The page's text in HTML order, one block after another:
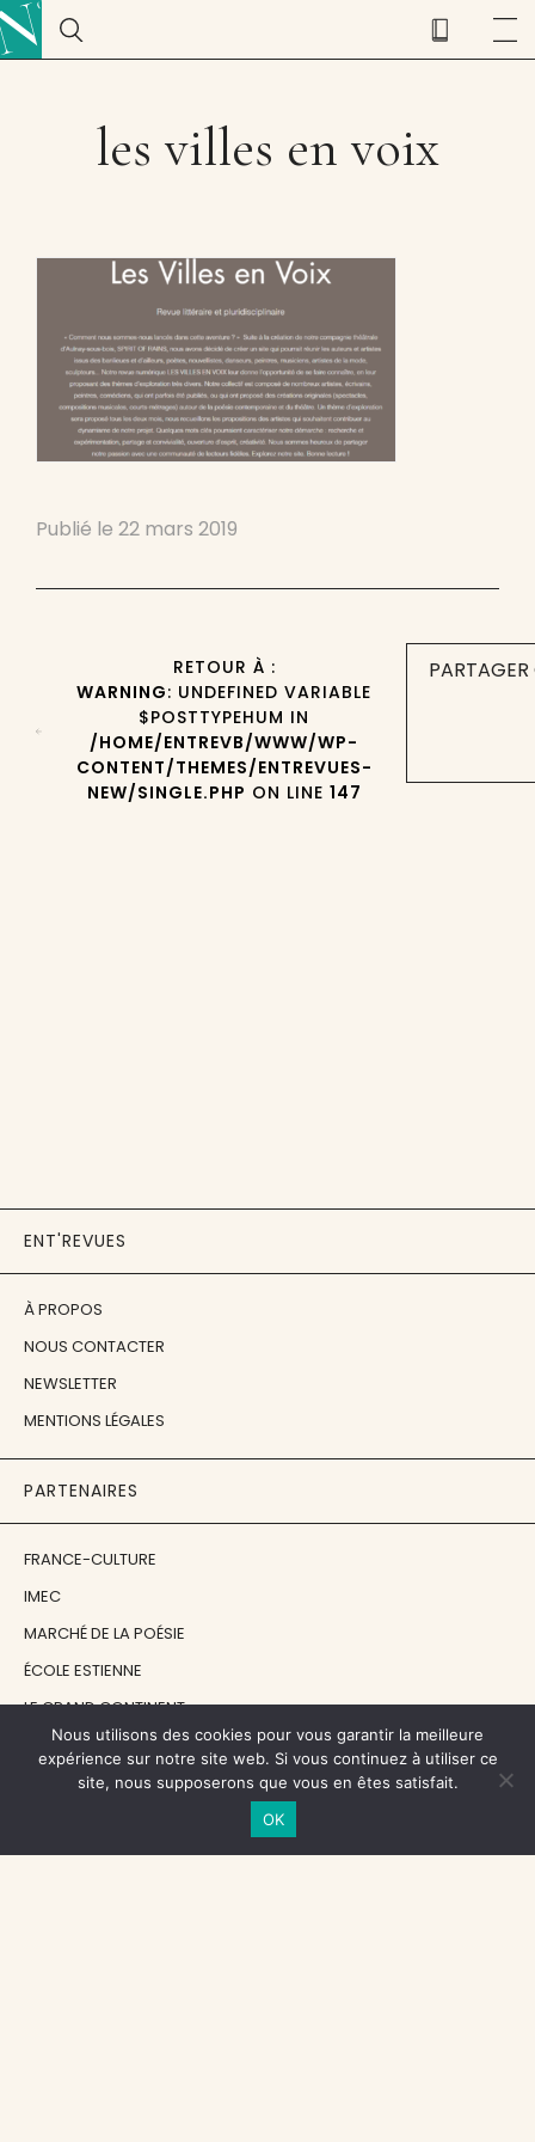
les villes en voix
Publié le 22 mars 2019
RETOUR À :
WARNING: UNDEFINED VARIABLE
$POSTTYPEHUM IN
/HOME/ENTREVB/WWW/WP-
CONTENT/THEMES/ENTREVUES-
NEW/SINGLE.PHP ON LINE 147
ENT'REVUES
À PROPOS
NOUS CONTACTER
NEWSLETTER
MENTIONS LÉGALES
PARTENAIRES
FRANCE-CULTURE
IMEC
MARCHÉ DE LA POÉSIE
ÉCOLE ESTIENNE
LE GRAND CONTINENT
DIACRITIK
EN ATTENDANT NADEAU
NOS SOUTIENS
Nous utilisons des cookies pour vous garantir la meilleure
expérience sur notre site web. Si vous continuez à utiliser ce
site, nous supposerons que vous en êtes satisfait.
OK